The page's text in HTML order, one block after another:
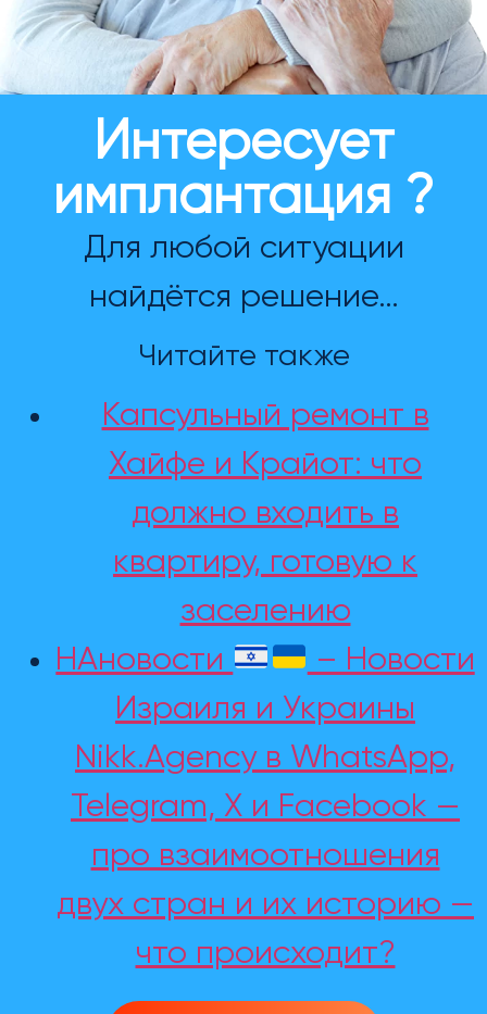
Интересует
имплантация ?
Для любой ситуации
найдётся решение…
Читайте также
Капсульный ремонт в
Хайфе и Крайот: что
должно входить в
квартиру, готовую к
заселению
НАновости
– Новости
Израиля и Украины
Nikk.Agency в WhatsApp,
Telegram, X и Facebook —
про взаимоотношения
двух стран и их историю —
что происходит?